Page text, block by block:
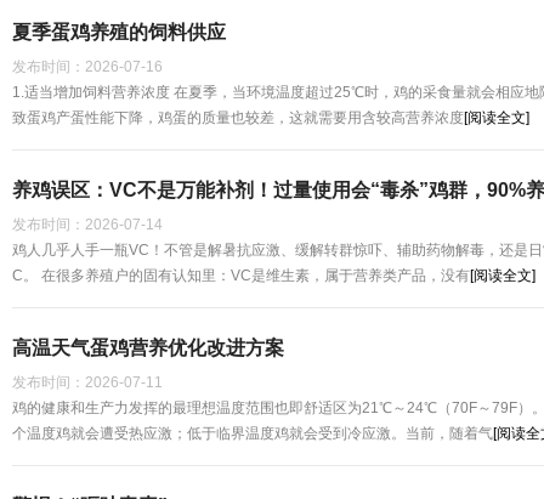
夏季蛋鸡养殖的饲料供应
发布时间： 2026-07-16
1.适当增加饲料营养浓度 在夏季，当环境温度超过25℃时，鸡的采食量就会相应
致蛋鸡产蛋性能下降，鸡蛋的质量也较差，这就需要用含较高营养浓度[阅读全文]
养鸡误区：VC不是万能补剂！过量使用会“毒杀”鸡群，90%
发布时间： 2026-07-14
鸡人几乎人手一瓶VC！不管是解暑抗应激、缓解转群惊吓、辅助药物解毒，还是
C。 在很多养殖户的固有认知里：VC是维生素，属于营养类产品，没有[阅读全文]
高温天气蛋鸡营养优化改进方案
发布时间： 2026-07-11
鸡的健康和生产力发挥的最理想温度范围也即舒适区为21℃～24℃（70F～79F）
个温度鸡就会遭受热应激；低于临界温度鸡就会受到冷应激。当前，随着气[阅读全